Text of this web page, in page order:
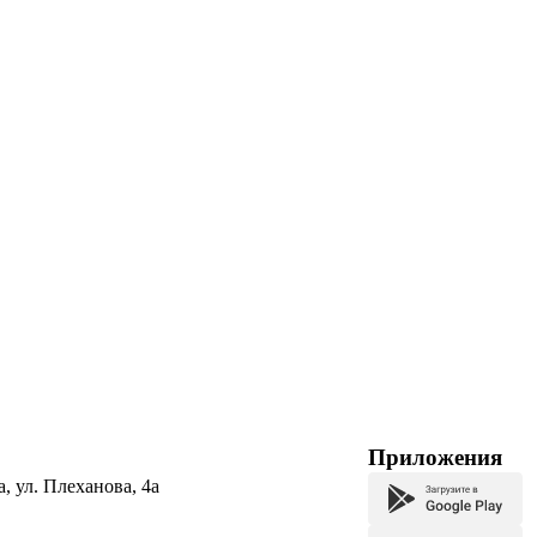
ул. Плеханова, 4а
Приложения